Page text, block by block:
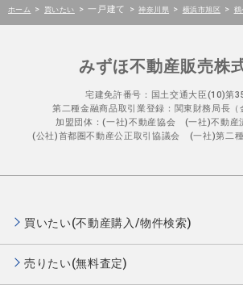
ホーム > 買いたい > 一戸建て > 神奈川県 > 横浜市旭区 > 鶴
みずほ不動産販売株
宅建免許番号：国土交通大臣(10)第
第二種金融商品取引業登録：関東財務局長（
加盟団体：(一社)不動産協会 (一社)不動産
(公社)首都圏不動産公正取引協議会 (一社)第二
買いたい(不動産購入/物件検索)
売りたい(無料査定)